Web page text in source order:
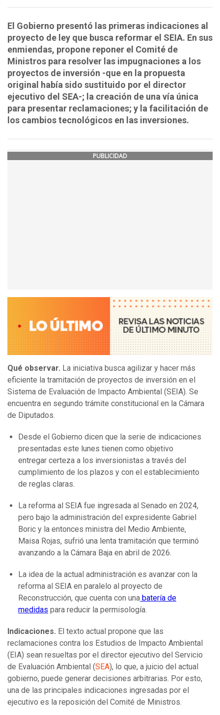
El Gobierno presentó las primeras indicaciones al
proyecto de ley que busca reformar el SEIA. En sus
enmiendas, propone reponer el Comité de
Ministros para resolver las impugnaciones a los
proyectos de inversión -que en la propuesta
original había sido sustituido por el director
ejecutivo del SEA-; la creación de una vía única
para presentar reclamaciones; y la facilitación de
los cambios tecnológicos en las inversiones.
PUBLICIDAD
Qué observar. La iniciativa busca agilizar y hacer más
eficiente la tramitación de proyectos de inversión en el
Sistema de Evaluación de Impacto Ambiental (SEIA). Se
encuentra en segundo trámite constitucional en la Cámara
de Diputados.
Desde el Gobierno dicen que la serie de indicaciones
presentadas este lunes tienen como objetivo
entregar certeza a los inversionistas a través del
cumplimiento de los plazos y con el establecimiento
de reglas claras.
La reforma al SEIA fue ingresada al Senado en 2024,
pero bajo la administración del expresidente Gabriel
Boric y la entonces ministra del Medio Ambiente,
Maisa Rojas, sufrió una lenta tramitación que terminó
avanzando a la Cámara Baja en abril de 2026.
La idea de la actual administración es avanzar con la
reforma al SEIA en paralelo al proyecto de
Reconstrucción, que cuenta con una batería de
medidas para reducir la permisología.
Indicaciones. El texto actual propone que las
reclamaciones contra los Estudios de Impacto Ambiental
(EIA) sean resueltas por el director ejecutivo del Servicio
de Evaluación Ambiental (SEA), lo que, a juicio del actual
gobierno, puede generar decisiones arbitrarias. Por esto,
una de las principales indicaciones ingresadas por el
ejecutivo es la reposición del Comité de Ministros.